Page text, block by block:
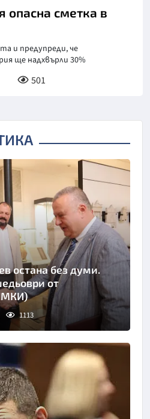
опасна сметка в
и предупреди, че
ще надхвърли 30%
501
остана без думи.
от
1113